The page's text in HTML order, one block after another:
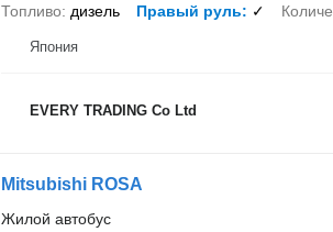
Топливо
дизель Правый руль ✓
Япония
EVERY TRADING Co Ltd
Mitsubishi ROSA
Жилой автобус